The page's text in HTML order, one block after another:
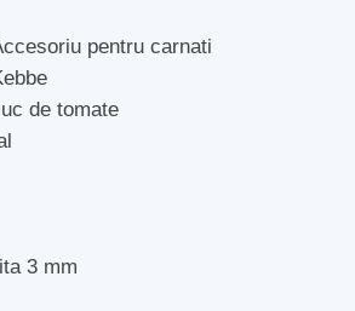
pentru carnati
de tomate
3 mm